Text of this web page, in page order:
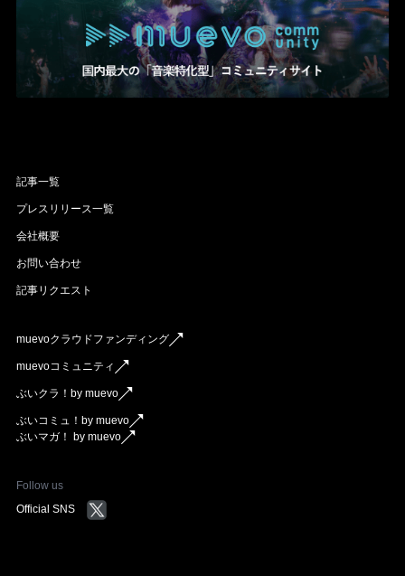
記事一覧
プレスリリース一覧
会社概要
お問い合わせ
記事リクエスト
muevoクラウドファンディング
muevoコミュニティ
ぶいクラ！by muevo
ぶいコミュ！by muevo
ぶいマガ！ by muevo
Follow us
Official SNS